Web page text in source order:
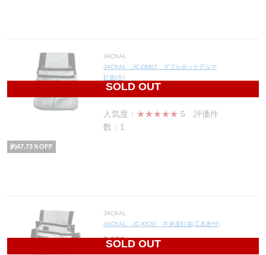
SOLD OUT
JACKAL
JACKAL JC-DM02 ダブルポッケデルマ
釘袋(大)
2,300
人気度： ★★★★★ 5 評価件
数：1
約47.73％OFF
SOLD OUT
JACKAL
JACKAL JC-KK30 牛床皮釘袋(工具差付)
2,330 円(税込2,563円)